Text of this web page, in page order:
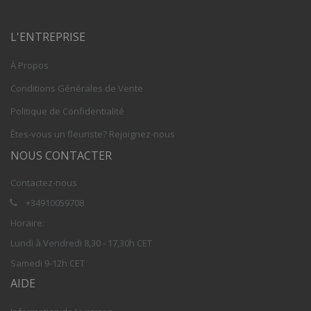
L'ENTREPRISE
À Propos
Conditions Générales de Vente
Politique de Confidentialité
Êtes-vous un fleuriste? Rejoignez-nous
NOUS CONTACTER
Contactez-nous
+34910059708
Horaire:
Lundi à Vendredi 8,30 - 17,30h CET
Samedi 9-12h CET
AIDE